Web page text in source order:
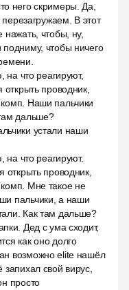
него скримеры. Да,
В этот
нажать, чтобы, ну,
чтобы ничего
на что реагируют,
проводник,
Наши пальчики
дальше?
устали наши
на что реагируют.
открыть проводник,
комп. Мне такое не
пальчики, а наши
Как там дальше?
Дед с ума сходит,
как оно долго
возможно elite нашёл
запихал свой вирус,
просто